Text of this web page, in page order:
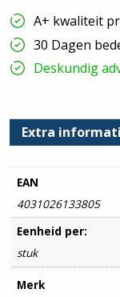
4,8/2,4mm
|
10
meter
hoeveelheid
A+ kwaliteit
30 Dagen
Deskundig
Extra
EAN
4031026133805
Eenheid per:
stuk
Merk